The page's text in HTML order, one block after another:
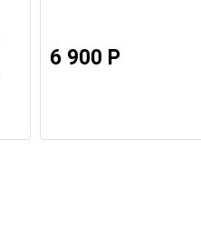
6 900 Р